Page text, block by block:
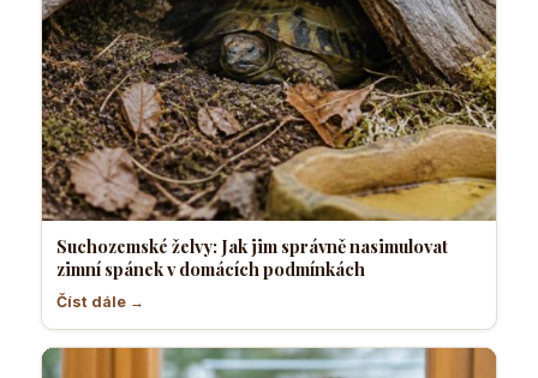
Suchozemské želvy: Jak jim správně nasimulovat
zimní spánek v domácích podmínkách
Číst dále →